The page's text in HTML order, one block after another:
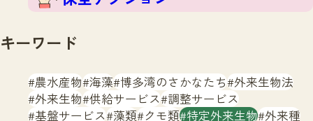
文字サイズ 小 中 大
掲載申し込みフォーム
キーワード
農水産物 海藻 博多湾のさかなたち 外来生物法
外来生物 供給サービス 調整サービス
基盤サービス 藻類 クモ類 特定外来生物 外来種